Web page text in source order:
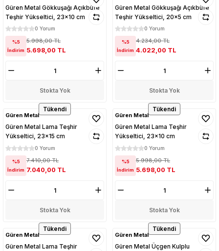
Güren Metal Gökkuşağı Açıkbüfe
Teşhir Yükseltici, 23x10 cm
0 Yorum
%5
İndirim
5.998,00 TL
5.698,00 TL
Stokta Yok
Güren Metal Gökkuşağı Açıkbüfe
Teşhir Yükseltici, 20x5 cm
0 Yorum
%5
İndirim
4.234,00 TL
4.022,00 TL
Stokta Yok
Tükendi
Güren Metal
Güren Metal Lama Teşhir
Yükseltici, 23x15 cm
0 Yorum
%5
İndirim
7.410,00 TL
7.040,00 TL
Stokta Yok
Tükendi
Güren Metal
Güren Metal Lama Teşhir
Yükseltici, 23x10 cm
0 Yorum
%5
İndirim
5.998,00 TL
5.698,00 TL
Stokta Yok
Tükendi
Güren Metal
Güren Metal Lama Teşhir
Tükendi
Güren Metal
Güren Metal Üçgen Kulplu